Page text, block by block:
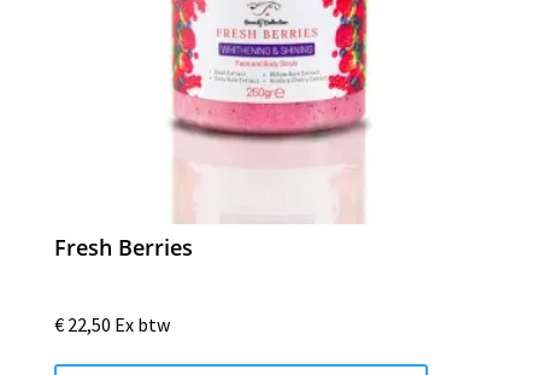
Fresh Berries
€22,50 Ex btw